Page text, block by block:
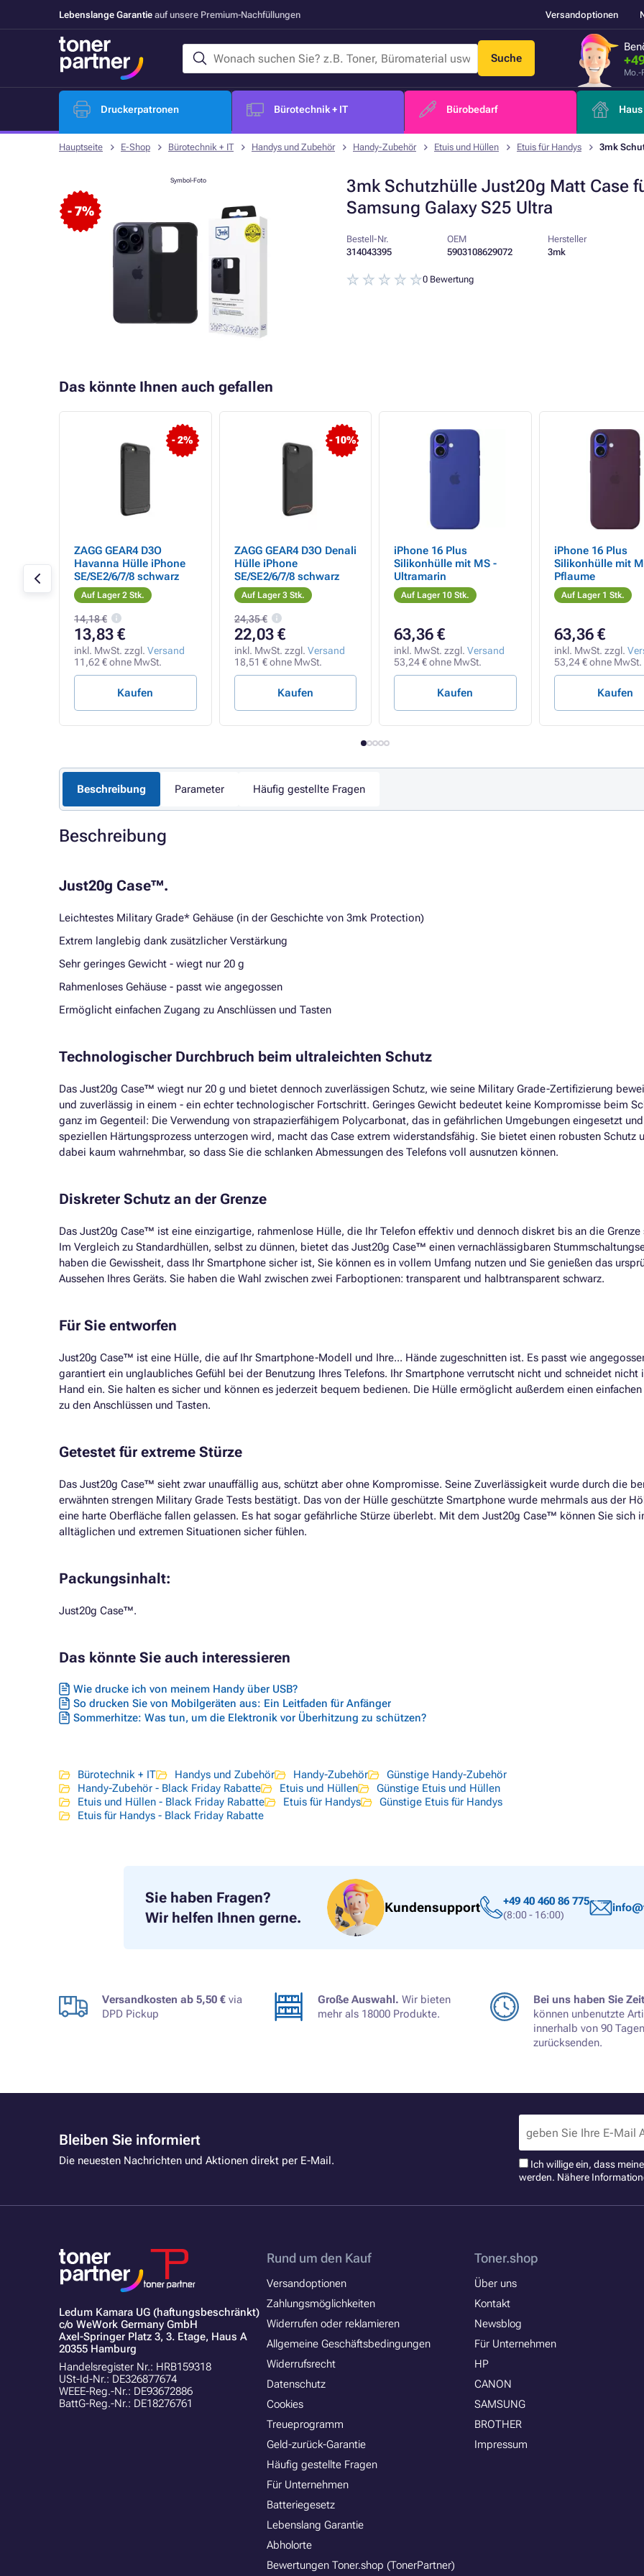
Lebenslange Garantie auf unsere Premium-Nachfüllungen Versandoptionen
Suche
Mo.-
Druckerpatronen Bürotechnik + IT Bürobedarf
Hauptseite E-Shop Bürotechnik + IT Handys und Zubehör Handy-Zubehör Etuis und Hüllen Etuis für Handys 3mk
3mk Schutzhülle Just20g Matt Case
Samsung Galaxy S25 Ultra
- 7%
Symbol-Foto
Bestell-Nr.
314043395
OEM
5903108629072
Hersteller
3mk
0 Bewertung
Das könnte Ihnen auch gefallen
- 2%
ZAGG GEAR4 D3O
Havanna Hülle iPhone
SE/SE2/6/7/8 schwarz
Auf Lager 2 Stk.
14,18 €
13,83 €
inkl. MwSt. zzgl. Versand
11,62 € ohne MwSt.
Kaufen
- 10%
ZAGG GEAR4 D3O Denali
Hülle iPhone
SE/SE2/6/7/8 schwarz
Auf Lager 3 Stk.
24,35 €
22,03 €
inkl. MwSt. zzgl. Versand
18,51 € ohne MwSt.
Kaufen
iPhone 16 Plus
Silikonhülle mit MS -
Ultramarin
Auf Lager 10 Stk.
63,36 €
inkl. MwSt. zzgl. Versand
53,24 € ohne MwSt.
Kaufen
iPhone 16 Plus
Silikonhülle mit
Pflaume
Auf Lager 1 Stk.
63,36 €
inkl. MwSt. zzgl.
53,24 € ohne MwSt.
Kaufen
Beschreibung Parameter Häufig gestellte Fragen
Beschreibung
Just20g Case™.
Leichtestes Military Grade* Gehäuse (in der Geschichte von 3mk Protection)
Extrem langlebig dank zusätzlicher Verstärkung
Sehr geringes Gewicht - wiegt nur 20 g
Rahmenloses Gehäuse - passt wie angegossen
Ermöglicht einfachen Zugang zu Anschlüssen und Tasten
Technologischer Durchbruch beim ultraleichten Schutz
Das Just20g Case™ wiegt nur 20 g und bietet dennoch zuverlässigen Schutz, wie seine Military Grade-Zertifizierung
und zuverlässig in einem - ein echter technologischer Fortschritt. Geringes Gewicht bedeutet keine Kompromisse beim
ganz im Gegenteil: Die Verwendung von strapazierfähigem Polycarbonat, das in gefährlichen Umgebungen eingesetzt
speziellen Härtungsprozess unterzogen wird, macht das Case extrem widerstandsfähig. Sie bietet einen robusten Schutz
dabei kaum wahrnehmbar, so dass Sie die schlanken Abmessungen des Telefons voll ausnutzen können.
Diskreter Schutz an der Grenze
Das Just20g Case™ ist eine einzigartige, rahmenlose Hülle, die Ihr Telefon effektiv und dennoch diskret bis an die Grenze
Im Vergleich zu Standardhüllen, selbst zu dünnen, bietet das Just20g Case™ einen vernachlässigbaren
haben die Gewissheit, dass Ihr Smartphone sicher ist, Sie können es in vollem Umfang nutzen und Sie genießen das
Aussehen Ihres Geräts. Sie haben die Wahl zwischen zwei Farboptionen: transparent und halbtransparent schwarz.
Für Sie entworfen
Just20g Case™ ist eine Hülle, die auf Ihr Smartphone-Modell und Ihre... Hände zugeschnitten ist. Es passt wie
garantiert ein unglaubliches Gefühl bei der Benutzung Ihres Telefons. Ihr Smartphone verrutscht nicht und schneidet nicht
Hand ein. Sie halten es sicher und können es jederzeit bequem bedienen. Die Hülle ermöglicht außerdem einen
zu den Anschlüssen und Tasten.
Getestet für extreme Stürze
Das Just20g Case™ sieht zwar unauffällig aus, schützt aber ohne Kompromisse. Seine Zuverlässigkeit wurde durch die
erwähnten strengen Military Grade Tests bestätigt. Das von der Hülle geschützte Smartphone wurde mehrmals aus der
eine harte Oberfläche fallen gelassen. Es hat sogar gefährliche Stürze überlebt. Mit dem Just20g Case™ können Sie sich
alltäglichen und extremen Situationen sicher fühlen.
Packungsinhalt:
Just20g Case™.
Das könnte Sie auch interessieren
Wie drucke ich von meinem Handy über USB?
So drucken Sie von Mobilgeräten aus: Ein Leitfaden für Anfänger
Sommerhitze: Was tun, um die Elektronik vor Überhitzung zu schützen?
Bürotechnik + IT Handys und Zubehör Handy-Zubehör
Günstige Handy-Zubehör
Handy-Zubehör - Black Friday Rabatte
Etuis und Hüllen
Günstige Etuis und Hüllen
Etuis und Hüllen - Black Friday Rabatte
Etuis für Handys
Günstige Etuis für Handys
Etuis für Handys - Black Friday Rabatte
Sie haben Fragen?
Wir helfen Ihnen gerne.
Kundensupport +49 40 460 86 775
(8:00 - 16:00)
Versandkosten ab 5,50 € via
DPD Pickup
Große Auswahl. Wir bieten
mehr als 18000 Produkte.
Bei uns haben Sie
können unbenutzte
innerhalb von 90 Tagen
zurücksenden.
Bleiben Sie informiert
Die neuesten Nachrichten und Aktionen direkt per E-Mail.
Ich willige ein, dass
werden. Nähere
Ledum Kamara UG (haftungsbeschränkt)
c/o WeWork Germany GmbH
Axel-Springer Platz 3, 3. Etage, Haus A
20355 Hamburg
Handelsregister Nr.: HRB159318
USt-Id-Nr.: DE326877674
WEEE-Reg.-Nr.: DE93672886
BattG-Reg.-Nr.: DE18276761
Rund um den Kauf
Versandoptionen
Zahlungsmöglichkeiten
Widerrufen oder reklamieren
Allgemeine Geschäftsbedingungen
Widerrufsrecht
Datenschutz
Cookies
Treueprogramm
Geld-zurück-Garantie
Häufig gestellte Fragen
Für Unternehmen
Batteriegesetz
Lebenslang Garantie
Abholorte
Bewertungen Toner.shop (TonerPartner)
Toner.shop
Über uns
Kontakt
Newsblog
Für Unternehmen
HP
CANON
SAMSUNG
BROTHER
Impressum